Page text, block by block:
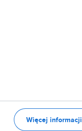
Więcej informacji